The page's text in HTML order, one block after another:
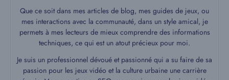
Que ce soit dans mes articles de blog, mes guides de jeux, ou
mes interactions avec la communauté, dans un style amical, je
permets à mes lecteurs de mieux comprendre des informations
techniques, ce qui est un atout précieux pour moi.
Je suis un professionnel dévoué et passionné qui a su faire de sa
passion pour les jeux vidéo et la culture urbaine une carrière